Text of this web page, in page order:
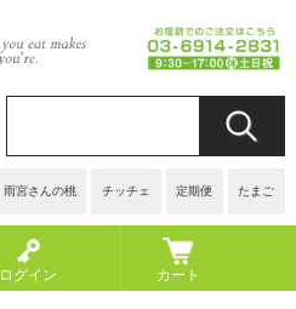
雨宮さんの桃 チッチェ 定期便 たまご
ログイン カート